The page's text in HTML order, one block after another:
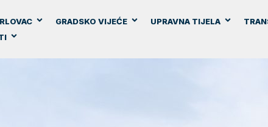
GRADSKO VIJEĆE UPRAVNA TIJELA